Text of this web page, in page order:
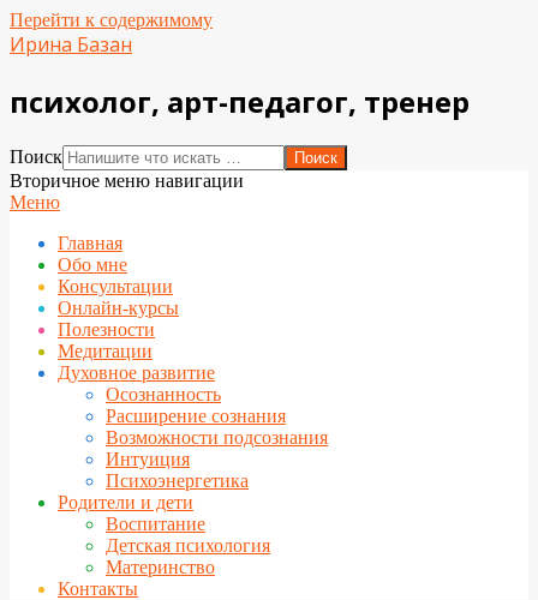
Перейти к содержимому
Ирина Базан
психолог, арт-педагог, тренер
Поиск
Вторичное меню навигации
Меню
Главная
Обо мне
Консультации
Онлайн-курсы
Полезности
Медитации
Духовное развитие
Осознанность
Расширение сознания
Возможности подсознания
Интуиция
Психоэнергетика
Родители и дети
Воспитание
Детская психология
Материнство
Контакты